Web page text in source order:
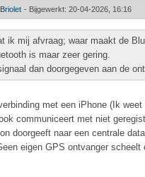
Briolet - Bijgewerkt: 20-04-2026, 16:16
ik mij afvraag; waar maakt de
is maar zeer gering.
dan doorgegeven aan de
met een iPhone (Ik
communiceert met niet
doorgeeft naar een centrale
eigen GPS ontvanger